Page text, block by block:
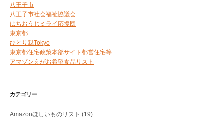
八王子市
八王子市社会福祉協議会
はちおうじミライ応援団
東京都
ひとり親Tokyo
東京都住宅政策本部サイト都営住宅等
アマゾンえがお希望食品リスト
カテゴリー
Amazonほしいものリスト (19)